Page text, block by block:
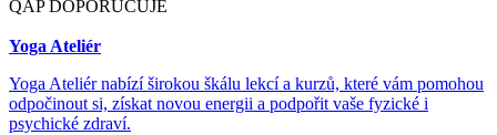
QAP DOPORUČUJE
Yoga Ateliér
Yoga Ateliér nabízí širokou škálu lekcí a kurzů, které vám pomohou
odpočinout si, získat novou energii a podpořit vaše fyzické i
psychické zdraví.